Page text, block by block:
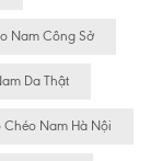
Nam Công Sở
Da Thật
Chéo Nam Hà Nội